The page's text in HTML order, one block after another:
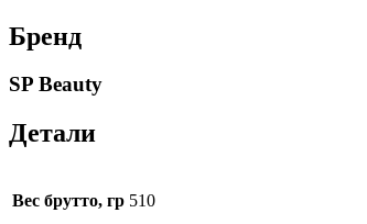
Бренд
SP Beauty
Детали
Вес брутто, гр 510